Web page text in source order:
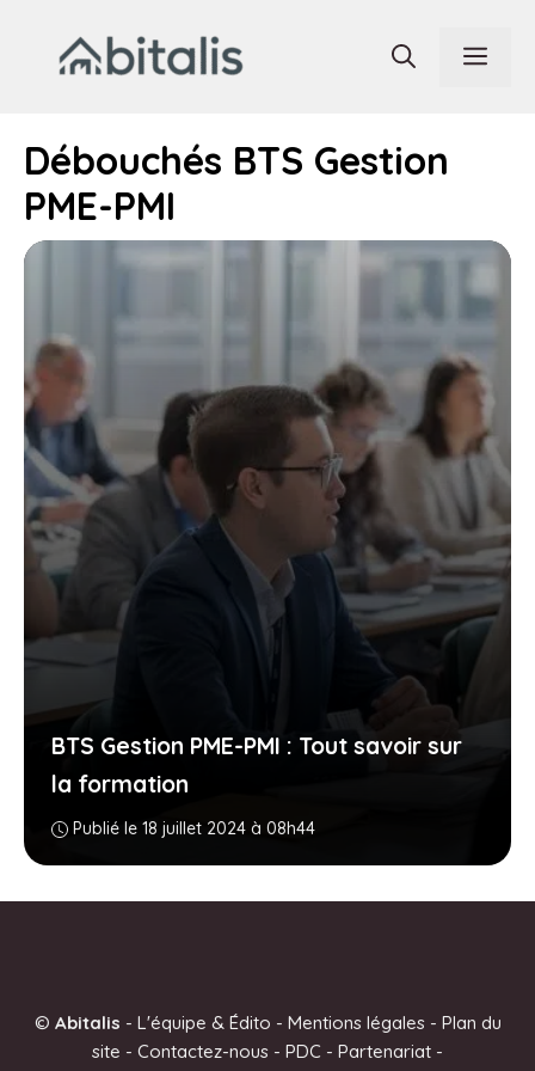
contenu
Débouchés BTS Gestion
PME-PMI
BTS Gestion PME-PMI : Tout savoir sur
la formation
Publié le 18 juillet 2024 à 08h44
© Abitalis - L'équipe & Édito - Mentions légales- Plan du
site - Contactez-nous - PDC - Partenariat -